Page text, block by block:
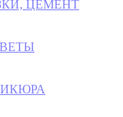
ЦЕМЕНТ